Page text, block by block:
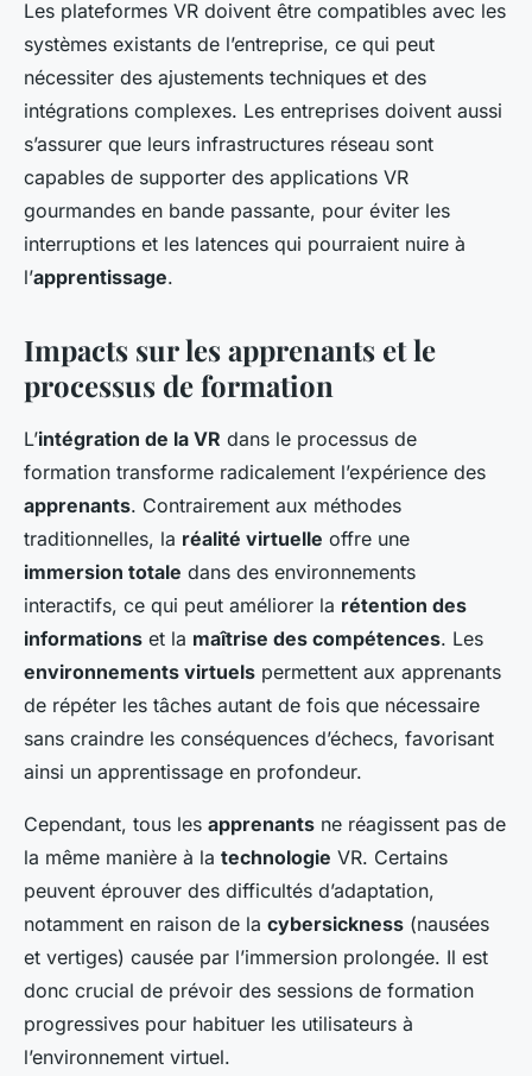
Les plateformes VR doivent être compatibles avec les
systèmes existants de l’entreprise, ce qui peut
nécessiter des ajustements techniques et des
intégrations complexes. Les entreprises doivent aussi
s’assurer que leurs infrastructures réseau sont
capables de supporter des applications VR
gourmandes en bande passante, pour éviter les
interruptions et les latences qui pourraient nuire à
l’apprentissage.
Impacts sur les apprenants et le
processus de formation
L’intégration de la VR dans le processus de
formation transforme radicalement l’expérience des
apprenants. Contrairement aux méthodes
traditionnelles, la réalité virtuelle offre une
immersion totale dans des environnements
interactifs, ce qui peut améliorer la rétention des
informations et la maîtrise des compétences. Les
environnements virtuels permettent aux apprenants
de répéter les tâches autant de fois que nécessaire
sans craindre les conséquences d’échecs, favorisant
ainsi un apprentissage en profondeur.
Cependant, tous les apprenants ne réagissent pas de
la même manière à la technologie VR. Certains
peuvent éprouver des difficultés d’adaptation,
notamment en raison de la cybersickness (nausées
et vertiges) causée par l’immersion prolongée. Il est
donc crucial de prévoir des sessions de formation
progressives pour habituer les utilisateurs à
l’environnement virtuel.